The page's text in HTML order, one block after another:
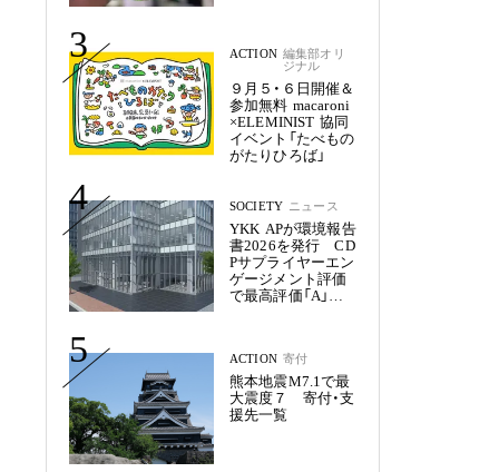
3 ACTION 編集部オリ
ジナル
９月５・６日開催＆
参加無料 macaroni
×ELEMINIST 協同
イベント「たべもの
がたりひろば」
4 SOCIETY ニュース
YKK APが環境報告
書2026を発行 CD
Pサプライヤーエン
ゲージメント評価
で最高評価「A」を
5 ACTION 寄付
熊本地震M7.1で最
大震度７ 寄付・支
援先一覧